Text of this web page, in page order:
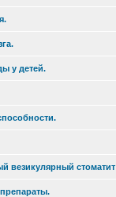
у детей.
везикулярный стоматит